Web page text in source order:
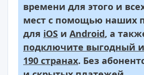
времени для этого и
мест с помощью наших
для iOS и Android, а
подключите выгодный
190 странах. Без